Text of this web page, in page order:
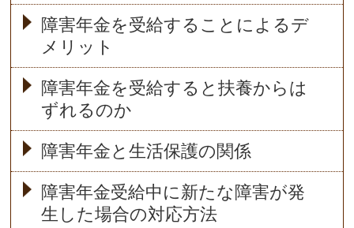
障害年金を受給することによるデ
メリット
障害年金を受給すると扶養からは
ずれるのか
障害年金と生活保護の関係
障害年金受給中に新たな障害が発
生した場合の対応方法